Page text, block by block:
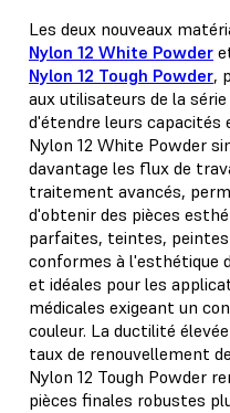
Les deux nouveaux
Nylon 12 White Powder
Nylon 12 Tough Powder,
aux utilisateurs de la série
d'étendre leurs capacités
Nylon 12 White Powder
davantage les flux de
traitement avancés,
d'obtenir des pièces
parfaites, teintes,
conformes à l'esthétique
et idéales pour les
médicales exigeant un
couleur. La ductilité
taux de renouvellement de
Nylon 12 Tough Powder
pièces finales robustes